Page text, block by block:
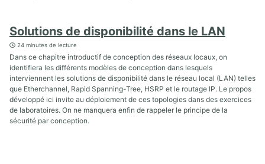
Solutions de disponibilité dans le LAN
24 minutes de lecture
Dans ce chapitre introductif de conception des réseaux locaux, on
identifiera les différents modèles de conception dans lesquels
interviennent les solutions de disponibilité dans le réseau local (LAN) telles
que Etherchannel, Rapid Spanning-Tree, HSRP et le routage IP. Le propos
développé ici invite au déploiement de ces topologies dans des exercices
de laboratoires. On ne manquera enfin de rappeler le principe de la
sécurité par conception.